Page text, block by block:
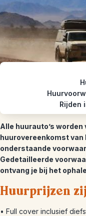
Rijden
Alle huurauto’s
huurovereenkomst
onderstaande
Gedetailleerde
ontvang je bij het
Huurprijzen
• Full cover inclusief